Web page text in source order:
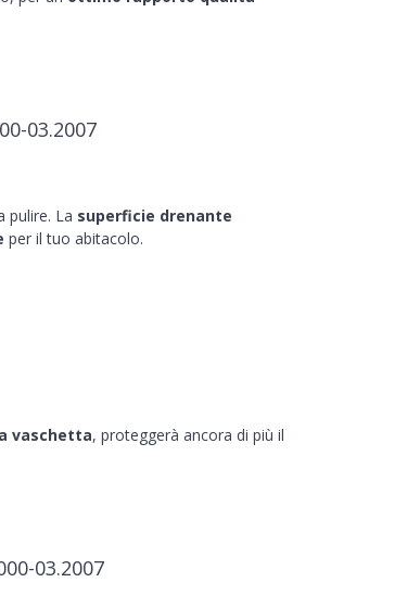
03.2007
pulire. La superficie drenante
per il tuo abitacolo.
vaschetta, proteggerà ancora di più il
03.2007